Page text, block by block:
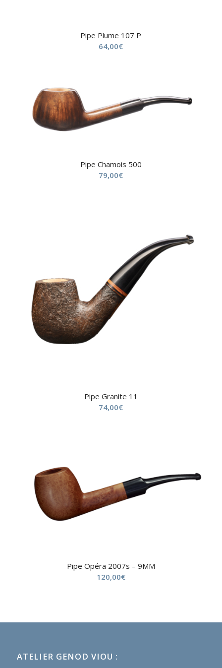
Pipe Plume 107 P
64,00€
Pipe Chamois 500
79,00€
Pipe Granite 11
74,00€
Pipe Opéra 2007s – 9MM
120,00€
ATELIER GENOD VIOU :